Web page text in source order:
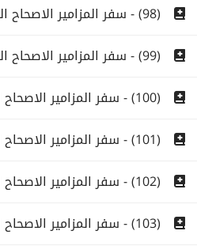
(98) - سفر المزامير الاصحاح الثامن والتسعون
(99) - سفر المزامير الاصحاح التاسع والتسعون
(100) - سفر المزامير الاصحاح المئة
(101) - سفر المزامير الاصحاح المئة والواحد
(102) - سفر المزامير الاصحاح المئة والثانى
(103) - سفر المزامير الاصحاح المئة والثالث